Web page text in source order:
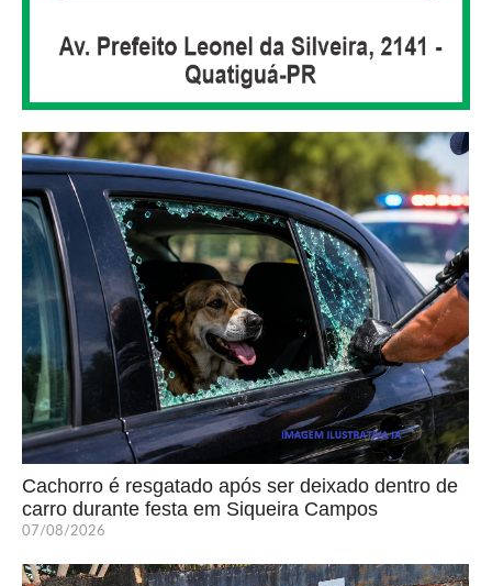
Cachorro é resgatado após ser deixado dentro de
carro durante festa em Siqueira Campos
07/08/2026